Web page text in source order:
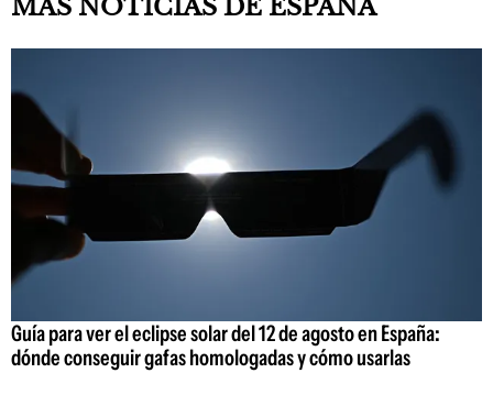
MÁS NOTICIAS DE ESPAÑA
Guía para ver el eclipse solar del 12 de agosto en España:
dónde conseguir gafas homologadas y cómo usarlas